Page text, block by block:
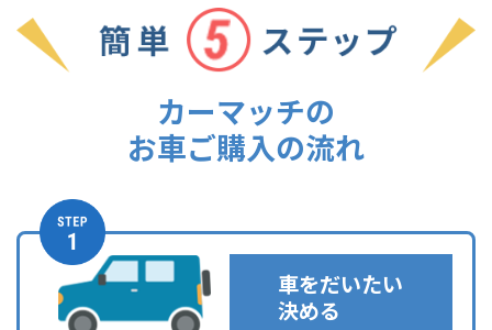
カーマッチの
お車ご購入の流れ
車をだいたい
決める